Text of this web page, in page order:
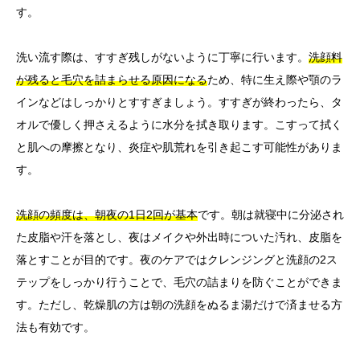
す。
洗い流す際は、すすぎ残しがないように丁寧に行います。 洗顔料
が残ると毛穴を詰まらせる原因になるため、特に生え際や顎のラ
インなどはしっかりとすすぎましょう。すすぎが終わったら、タ
オルで優しく押さえるように水分を拭き取ります。こすって拭く
と肌への摩擦となり、炎症や肌荒れを引き起こす可能性がありま
す。
洗顔の頻度は、朝夜の1日2回が基本です。朝は就寝中に分泌され
た皮脂や汗を落とし、夜はメイクや外出時についた汚れ、皮脂を
落とすことが目的です。夜のケアではクレンジングと洗顔の2ス
テップをしっかり行うことで、毛穴の詰まりを防ぐことができま
す。ただし、乾燥肌の方は朝の洗顔をぬるま湯だけで済ませる方
法も有効です。